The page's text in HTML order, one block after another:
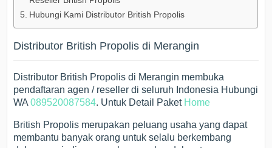
Hubungi Kami Distributor British Propolis
Distributor British Propolis di Merangin
Distributor British Propolis di Merangin membuka
pendaftaran agen / reseller di seluruh Indonesia Hubungi
WA089520087584. Untuk Detail Paket Home
British Propolis merupakan peluang usaha yang dapat
membantu banyak orang untuk selalu berkembang